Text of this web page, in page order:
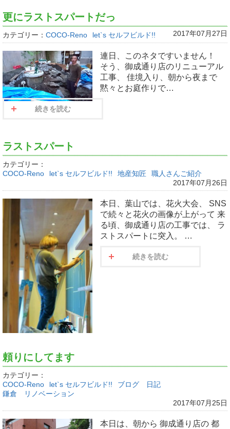
更にラストスパートだっ
カテゴリー： COCO-Reno let`s セルフビルド!! 2017年07月27日
連日、このネタですいません！
そう、御成通り店のリニューアル
工事、 佳境入り、朝から夜まで
黙々とお庭作りで…
続きを読む
ラストスパート
カテゴリー：
COCO-Reno
let`s セルフビルド!! 地産知匠
職人さんご紹介
2017年07月26日
本日、葉山では、花火大会、 SNS
で続々と花火の画像が上がって 来
る頃、御成通り店の工事では、 ラ
ストスパートに突入。 …
続きを読む
頼りにしてます
カテゴリー：
COCO-Reno
let`s セルフビルド!!
ブログ 日記
鎌倉 リノベーション
2017年07月25日
本日は、朝から 御成通り店の 都